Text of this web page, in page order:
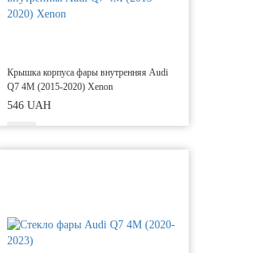
Крышка корпуса фары внутренняя Audi
Q7 4M (2015-2020) Xenon
546 UAH